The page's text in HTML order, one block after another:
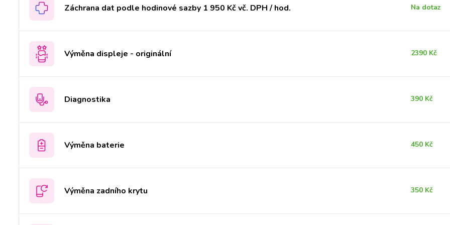
Záchrana dat podle hodinové sazby 1 950 Kč vč. DPH / hod. Na dotaz
Výměna displeje - originální 2390 Kč
Diagnostika 390 Kč
Výměna baterie 450 Kč
Výměna zadního krytu 350 Kč